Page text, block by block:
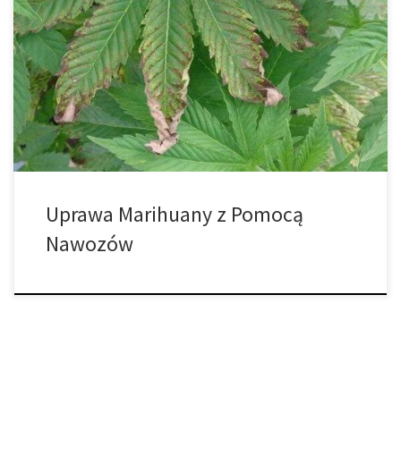
Uprawa marihuany wymaga czegoś więcej niż tylko wbicia kilku
sadzonek konopi w glebę i czekania na jej pąki. Oprócz uważnego
śledzenia jej wzrostu, konopie wymagają dużo ostrożnych zadań.
Wielokrotnie różne nakłady i umiejętności wymagane do
prawidłowej pielęgnacji i uprawy konopi sprawiają, że cały proces
jest kapitałochłonny i pracochłonny. W zależności […]
Uprawa Marihuany z Pomocą
Nawozów